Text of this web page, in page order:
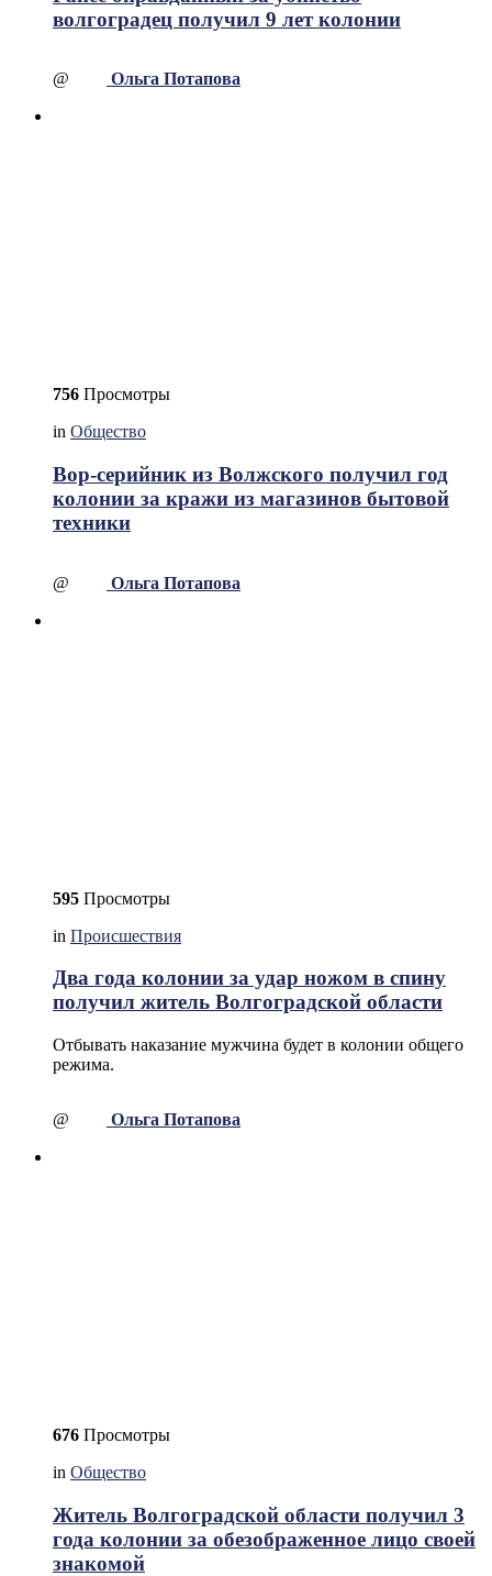
волгоградец получил 9 лет колонии
@ Ольга Потапова
756 Просмотры
in Общество
Вор-серийник из Волжского получил год
колонии за кражи из магазинов бытовой
техники
@ Ольга Потапова
595 Просмотры
in Происшествия
Два года колонии за удар ножом в спину
получил житель Волгоградской области
Отбывать наказание мужчина будет в колонии общего
режима.
@ Ольга Потапова
676 Просмотры
in Общество
Житель Волгоградской области получил 3
года колонии за обезображенное лицо своей
знакомой